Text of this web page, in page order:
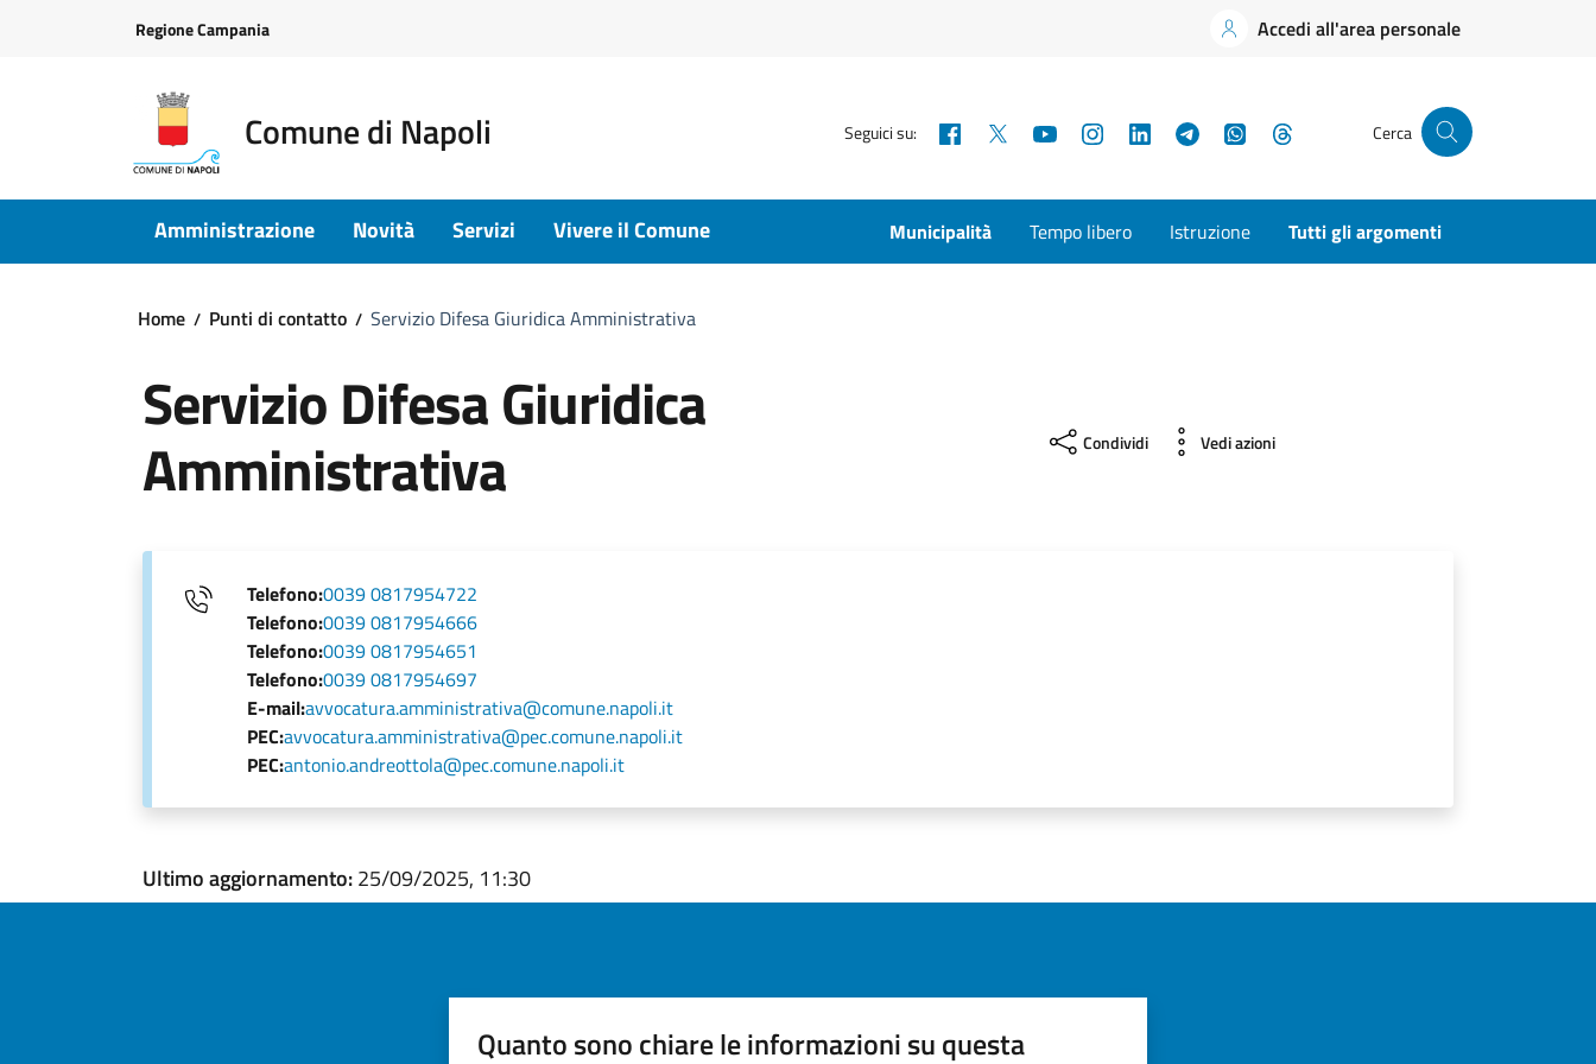
Regione Campania Accedi all'area personale
Comune di Napoli Seguici su: Facebook YouTubeInstagramLinkedInTelegramWhatsApp Cerca
Amministrazione Novità Servizi Vivere il Comune Municipalità Tempo libero Istruzione Tutti gli argomenti
Home Punti di contatto Servizio Difesa Giuridica Amministrativa
Servizio Difesa Giuridica
Amministrativa Condividi Vedi azioni
Telefono:0039 0817954722
Telefono:0039 0817954666
Telefono:0039 0817954651
Telefono:0039 0817954697
E-mail:avvocatura.amministrativa@comune.napoli.it
PEC:avvocatura.amministrativa@pec.comune.napoli.it
PEC:antonio.andreottola@pec.comune.napoli.it
Ultimo aggiornamento:25/09/2025, 11:30
Quanto sono chiare le informazioni su questa